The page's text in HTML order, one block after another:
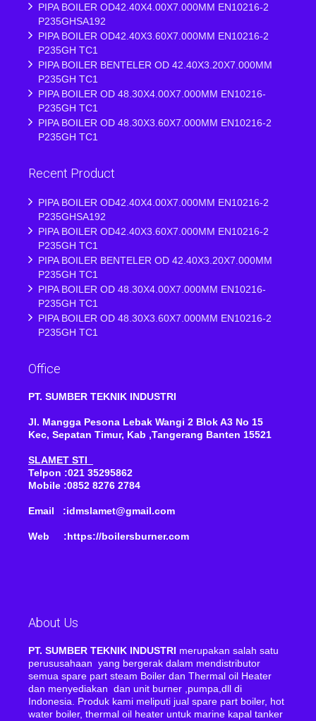
PIPA BOILER OD42.40X4.00X7.000MM EN10216-2
P235GHSA192
PIPA BOILER OD42.40X3.60X7.000MM EN10216-2
P235GH TC1
PIPA BOILER BENTELER OD 42.40X3.20X7.000MM
P235GH TC1
PIPA BOILER OD 48.30X4.00X7.000MM EN10216-
P235GH TC1
PIPA BOILER OD 48.30X3.60X7.000MM EN10216-2
P235GH TC1
Recent Product
PIPA BOILER OD42.40X4.00X7.000MM EN10216-2
P235GHSA192
PIPA BOILER OD42.40X3.60X7.000MM EN10216-2
P235GH TC1
PIPA BOILER BENTELER OD 42.40X3.20X7.000MM
P235GH TC1
PIPA BOILER OD 48.30X4.00X7.000MM EN10216-
P235GH TC1
PIPA BOILER OD 48.30X3.60X7.000MM EN10216-2
P235GH TC1
Office
PT. SUMBER TEKNIK INDUSTRI
Jl. Mangga Pesona Lebak Wangi 2 Blok A3 No 15
Kec, Sepatan Timur, Kab ,Tangerang Banten 15521
SLAMET STI
Telpon :021 35295862
Mobile :0852 8276 2784
Email :idmslamet@gmail.com
Web :https://boilersburner.com
About Us
PT. SUMBER TEKNIK INDUSTRI merupakan salah satu
perususahaan yang bergerak dalam mendistributor
semua spare part steam Boiler dan Thermal oil Heater
dan menyediakan dan unit burner ,pumpa,dll di
Indonesia. Produk kami meliputi jual spare part boiler, hot
water boiler, thermal oil heater untuk marine kapal tanker